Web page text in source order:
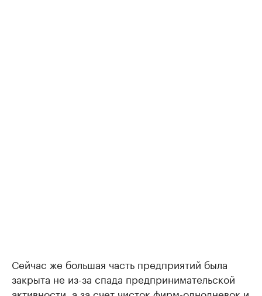
Сейчас же большая часть предприятий была
закрыта не из-за спада предпринимательской